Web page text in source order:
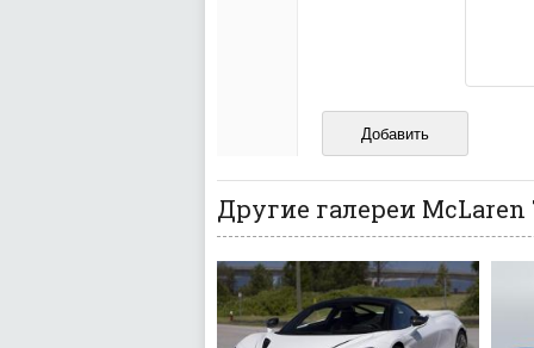
Не размещайте
И запаситесь терпением,
ваш отзыв может
Другие галереи McLaren